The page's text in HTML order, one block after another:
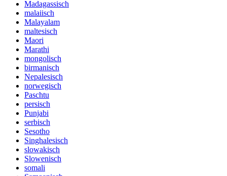
Madagassisch
malaiisch
Malayalam
maltesisch
Maori
Marathi
mongolisch
birmanisch
Nepalesisch
norwegisch
Paschtu
persisch
Punjabi
serbisch
Sesotho
Singhalesisch
slowakisch
Slowenisch
somali